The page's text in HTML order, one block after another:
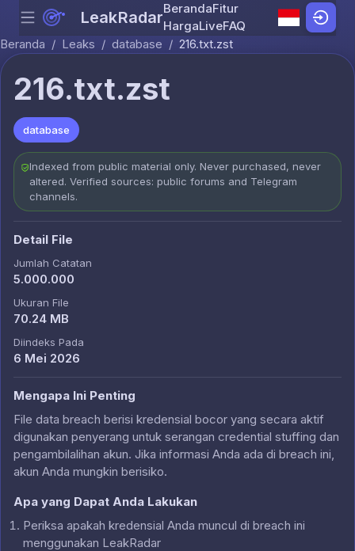
Skip to content
Menu LeakRadarBerandaFitur
HargaLiveFAQ
Beranda / Leaks / database / 216.txt.zst
216.txt.zst
database
Indexed from public material only. Never purchased, never
altered. Verified sources: public forums and Telegram
channels.
Detail File
Jumlah Catatan
5.000.000
Ukuran File
70.24 MB
Diindeks Pada
6 Mei 2026
Mengapa Ini Penting
File data breach berisi kredensial bocor yang secara aktif
digunakan penyerang untuk serangan credential stuffing dan
pengambilalihan akun. Jika informasi Anda ada di breach ini,
akun Anda mungkin berisiko.
Apa yang Dapat Anda Lakukan
Periksa apakah kredensial Anda muncul di breach ini
menggunakan LeakRadar